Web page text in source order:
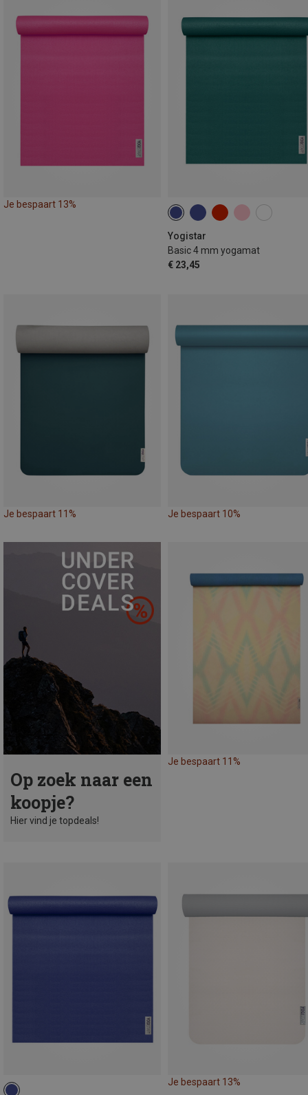
Je bespaart 13%
Yogistar
Basic 4 mm yogamat
€ 23,45
Je bespaart 11% Je bespaart 10%
Op zoek naar een
koopje?
Hier vind je topdeals!
Je bespaart 11%
Je bespaart 13%